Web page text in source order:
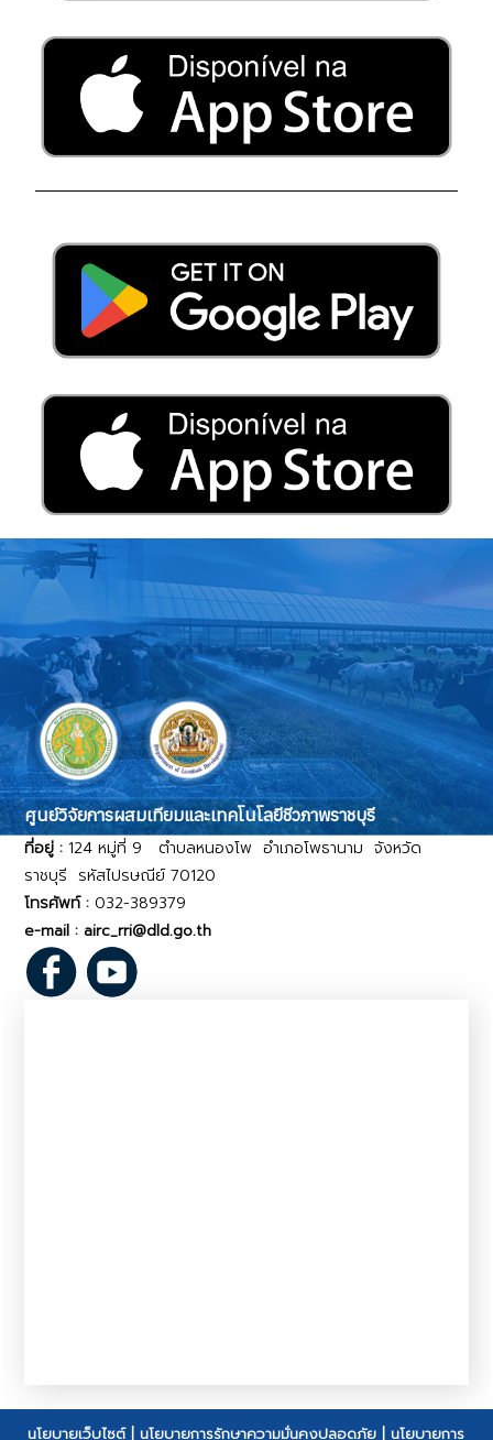
ศูนย์วิจัยการผสมเทียมและเทคโนโลยีชีวภาพราชบุรี
ที่อยู่ :124 หมู่ที่ 9 ตำบลหนองโพ อำเภอโพธานาม จังหวัด
ราชบุรี รหัสไปรษณีย์ 70120
โทรศัพท์ : 032-389379
e-mail : airc_rri@dld.go.th
นโยบายเว็บไซต์|นโยบายการรักษาความมั่นคงปลอดภัย |นโยบายการ